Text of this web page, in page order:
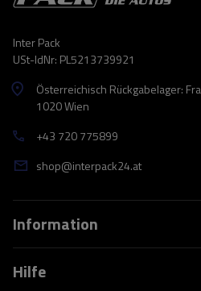
Inter Pack
USt-IdNr: PL5213739921
Österreichisch Rückgabelager:
1020 Wien
+43 720 775899
shop@interpack24.at
Information
Hilfe